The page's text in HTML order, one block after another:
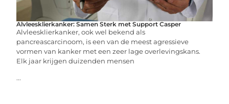
Alvleesklierkanker: Samen Sterk met Support Casper
Alvleesklierkanker, ook wel bekend als
pancreascarcinoom, is een van de meest agressieve
vormen van kanker met een zeer lage overlevingskans.
Elk jaar krijgen duizenden mensen
...